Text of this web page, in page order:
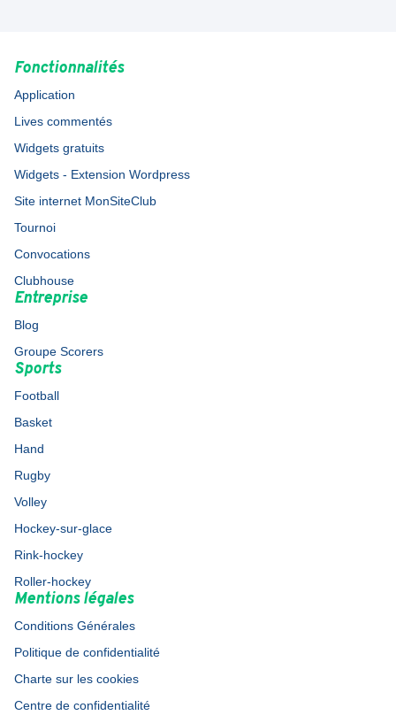
Fonctionnalités
Application
Lives commentés
Widgets gratuits
Widgets - Extension Wordpress
Site internet MonSiteClub
Tournoi
Convocations
Clubhouse
Entreprise
Blog
Groupe Scorers
Sports
Football
Basket
Hand
Rugby
Volley
Hockey-sur-glace
Rink-hockey
Roller-hockey
Mentions légales
Conditions Générales
Politique de confidentialité
Charte sur les cookies
Centre de confidentialité